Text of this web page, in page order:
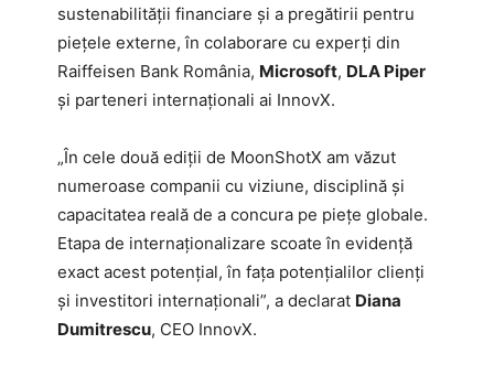
sustenabilității financiare și a pregătirii pentru
piețele externe, în colaborare cu experți din
Raiffeisen Bank România, Microsoft, DLA Piper
și parteneri internaționali ai InnovX.
„În cele două ediții de MoonShotX am văzut
numeroase companii cu viziune, disciplină și
capacitatea reală de a concura pe piețe globale.
Etapa de internaționalizare scoate în evidență
exact acest potențial, în fața potențialilor clienți
și investitori internaționali”, a declarat Diana
Dumitrescu, CEO InnovX.